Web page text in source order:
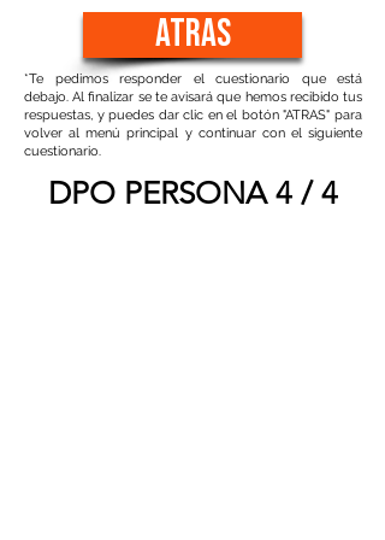
atras
*Te pedimos responder el cuestionario que está
debajo. Al finalizar se te avisará que hemos recibido tus
respuestas, y puedes dar clic en el botón "ATRAS" para
volver al menú principal y continuar con el siguiente
cuestionario.
DPO PERSONA 4 / 4